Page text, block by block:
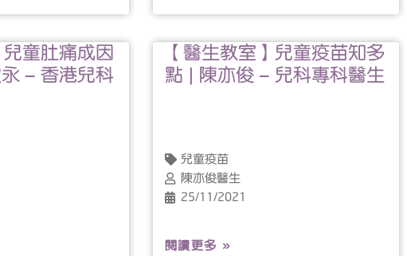
兒童肚痛成因
– 香港兒科
【醫生教室】兒童疫苗知多
點 | 陳亦俊 – 兒科專科醫生
兒童疫苗
陳亦俊醫生
25/11/2021
閱讀更多 »